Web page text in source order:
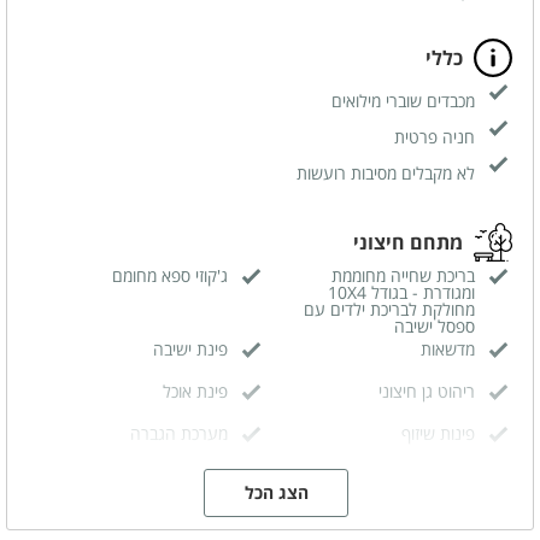
כללי
מכבדים שוברי מילואים
חניה פרטית
לא מקבלים מסיבות רועשות
מתחם חיצוני
בריכת שחייה מחוממת
ומגודרת - בגודל 10X4
מחולקת לבריכת ילדים עם
ספסל ישיבה
ג'קוזי ספא מחומם
מדשאות
פינת ישיבה
ריהוט גן חיצוני
פינת אוכל
פינות שיזוף
מערכת הגברה
מטבח חיצוני
תאורה לילית מרהיבה
הצג הכל